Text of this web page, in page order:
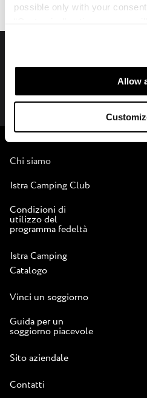
possible only with your
“Customise” option, a menu
which purposes we may
manage your “Details”
Allow
Connettiti con noi sui
Plava Laguna
Chi siamo
Istra Camping Club
Condizioni di
utilizzo del
programma fedeltà
Istra Camping
Catalogo
Vinci un soggiorno
Guida per un
soggiorno piacevole
Sito aziendale
Contatti